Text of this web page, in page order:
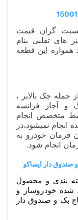
گران قیمت
های تقلبی بنام
همواره این قطعه
جمله جک بالابر ،
و آچار فرانسه
متخصص انجام
نمیشود،در
فرمان خودرو به
انجام شود.
بندی و محصول
شده خودروساز و
نصب روی همه خودروهای 206 هاچ بک و صندوق دار